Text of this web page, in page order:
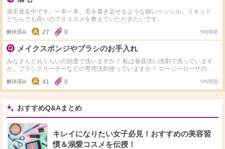
ピンクです。 スナイデルのリップグレイズ03の発売当初のビジュアルが理想
でしたが、こちらは全く発色しませんでした。 リップのコンシーラー使用は
なしの前提でお願いします。 わがままですが、これは！と思うものがありま
ような血色感は得られませんでした。 ローズグロウを使っていた方や、似て
いると感じた商品をご存じの方がいらっしゃいましたら、メーカーや商品名、
実際の使用感（色味・ツヤ感・粉質など）も教えていただけると嬉しいです。
よろしくお願いします。
眉毛迷走中です。一本一本、毛を書き足せるような細いペンシル、リキッド、
どちらでも良いのでオススメを教えていただきたいです。
解決済み 27 0 5時間前
メイクスポンジやブラシのお手入れ
みなさんどれくらいの頻度で洗いますか？ 私は食器洗い洗剤で洗っています
が、ブラシクリーナーなどの専用洗剤使っていますか？ ロージーローザのパ
フを使っていますが 洗いすぎなのか、洗い方が悪いのかパフがモサモサにな
って捨てる羽目に、、、
解決済み 41 0 5時間前
おすすめQ&Aまとめ
キレイになりたい女子必見！おすすめの美容習
慣＆溺愛コスメを伝授！